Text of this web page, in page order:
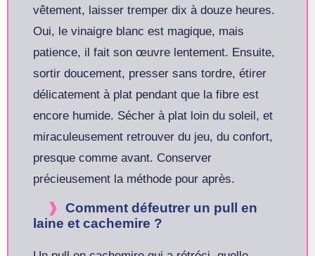
vêtement, laisser tremper dix à douze heures.
Oui, le vinaigre blanc est magique, mais
patience, il fait son œuvre lentement. Ensuite,
sortir doucement, presser sans tordre, étirer
délicatement à plat pendant que la fibre est
encore humide. Sécher à plat loin du soleil, et
miraculeusement retrouver du jeu, du confort,
presque comme avant. Conserver
précieusement la méthode pour après.
Comment défeutrer un pull en
laine et cachemire ?